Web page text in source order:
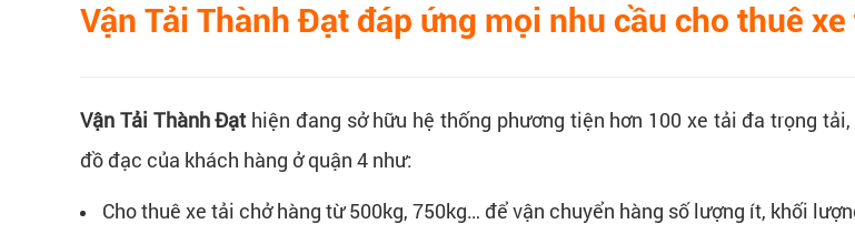
Vận Tải Thành Đạt đáp ứng mọi nhu cầu cho thuê
Vận Tải Thành Đạt hiện đang sở hữu hệ thống phương tiện hơn 100 xe tải đa trọng
đồ đạc của khách hàng ở quận 4 như:
Cho thuê xe tải chở hàng từ 500kg, 750kg… để vận chuyển hàng số lượng ít, khối